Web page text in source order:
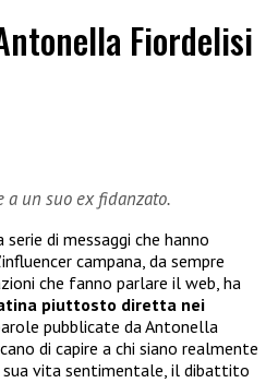
Fiordelisi
un suo ex fidanzato.
di messaggi che hanno
campana, da sempre
che fanno parlare il web, ha
piuttosto diretta nei
pubblicate da Antonella
di capire a chi siano realmente
sua vita sentimentale, il dibattito